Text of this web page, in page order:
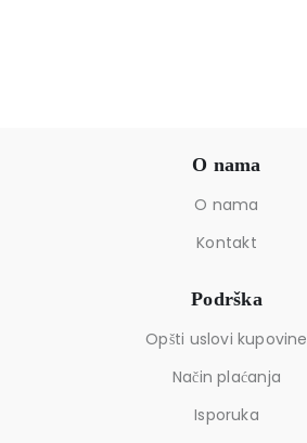
O nama
O nama
Kontakt
Podrška
Opšti uslovi kupovine
Način plaćanja
Isporuka